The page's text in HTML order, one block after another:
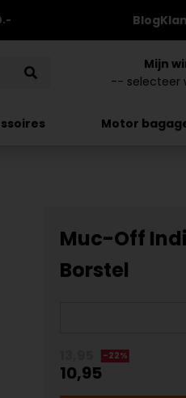
Blog
Mijn
Motor
Muc-Off
Borstel
-22%
10,95